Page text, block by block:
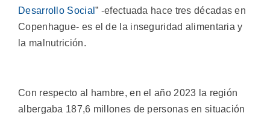
Desarrollo Social” -efectuada hace tres décadas en
Copenhague- es el de la inseguridad alimentaria y
la malnutrición.
Con respecto al hambre, en el año 2023 la región
albergaba 187,6 millones de personas en situación